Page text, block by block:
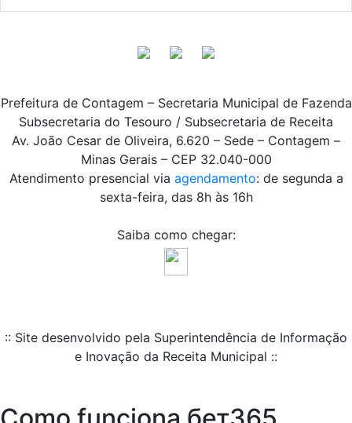
Prefeitura de Contagem – Secretaria Municipal de Fazenda
Subsecretaria do Tesouro / Subsecretaria de Receita
Av. João Cesar de Oliveira, 6.620 – Sede – Contagem –
Minas Gerais – CEP 32.040-000
Atendimento presencial via agendamento: de segunda a
sexta-feira, das 8h às 16h
Saiba como chegar:
:: Site desenvolvido pela Superintendência de Informação
e Inovação da Receita Municipal ::